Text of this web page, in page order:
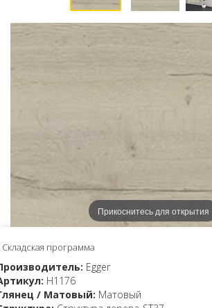
Прикоснитесь для открытия
Складская программа
Egger
H1176
/ Матовый: Матовый